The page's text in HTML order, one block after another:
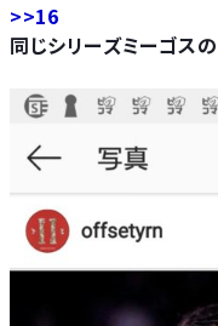
>>16
同じシリーズミーゴス